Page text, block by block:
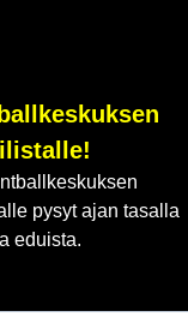
pysyt ajan tasalla
eduista.